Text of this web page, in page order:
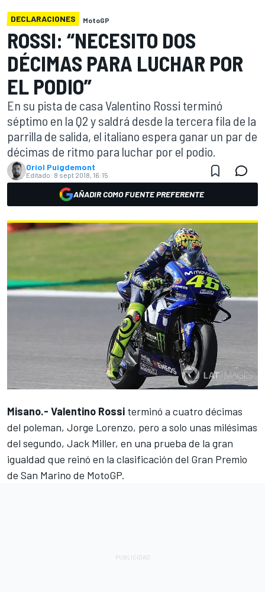
DECLARACIONES MotoGP
ROSSI: “NECESITO DOS
DÉCIMAS PARA LUCHAR POR
EL PODIO”
En su pista de casa Valentino Rossi terminó
séptimo en la Q2 y saldrá desde la tercera fila de la
parrilla de salida, el italiano espera ganar un par de
décimas de ritmo para luchar por el podio.
Oriol Puigdemont
Editado: 8 sept 2018, 16:15
AÑADIR COMO FUENTE PREFERENTE
Misano.- Valentino Rossi terminó a cuatro décimas
del poleman, Jorge Lorenzo, pero a solo unas milésimas
del segundo, Jack Miller, en una prueba de la gran
igualdad que reinó en la clasificación del Gran Premio
de San Marino de MotoGP.